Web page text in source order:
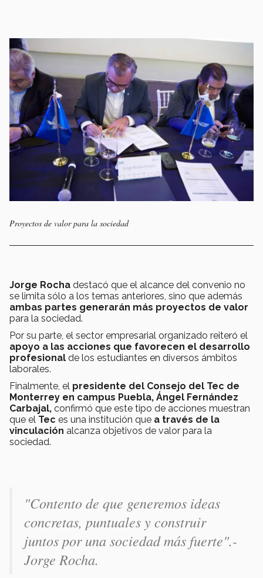
Proyectos de valor para la sociedad
Jorge Rocha destacó que el alcance del convenio no
se limita sólo a los temas anteriores, sino que además
ambas partes generarán más proyectos de valor
para la sociedad.
Por su parte, el sector empresarial organizado reiteró el
apoyo a las acciones que favorecen el desarrollo
profesional de los estudiantes en diversos ámbitos
laborales.
Finalmente, el presidente del Consejo del Tec de
Monterrey en campus Puebla, Ángel Fernández
Carbajal, confirmó que este tipo de acciones muestran
que el Tec es una institución que a través de la
vinculación alcanza objetivos de valor para la
sociedad.
"Contento de que generemos ideas
concretas, puntuales y construir
juntos por una sociedad más fuerte".-
Jorge Rocha.